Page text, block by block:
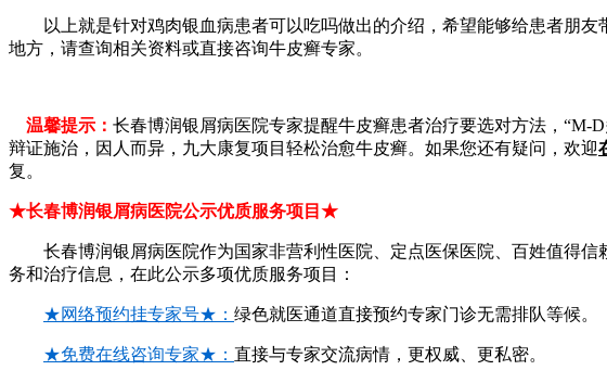
以上就是针对鸡肉银血病患者可以吃吗做出的介绍，希望能够给患者朋友
地方，请查询相关资料或直接咨询牛皮癣专家。
温馨提示： 长春博润银屑病医院专家提醒牛皮癣患者治疗要选对方法，“M-
辩证施治，因人而异，九大康复项目轻松治愈牛皮癣。如果您还有疑问，欢迎
复。
★长春博润银屑病医院公示优质服务项目★
长春博润银屑病医院作为国家非营利性医院、定点医保医院、百姓值得信
务和治疗信息，在此公示多项优质服务项目：
★网络预约挂专家号★： 绿色就医通道直接预约专家门诊无需排队等候。
★免费在线咨询专家★： 直接与专家交流病情，更权威、更私密。